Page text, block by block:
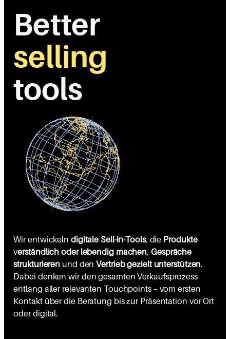
Better
selling
tools
Wir entwickeln digitale Sell-in-Tools, die Produkte
verständlich oder lebendig machen,Gespräche
strukturieren und denVertrieb gezielt unterstützen.
Dabei denken wir den gesamten Verkaufsprozess
entlang aller relevanten Touchpoints – vom ersten
Kontakt über die Beratung bis zur Präsentation vor Ort
oder digital.